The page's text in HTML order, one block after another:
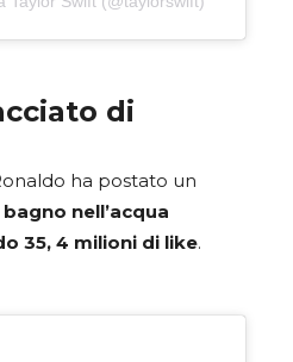
di
ha postato un
bagno nell’acqua
35, 4 milioni di like.